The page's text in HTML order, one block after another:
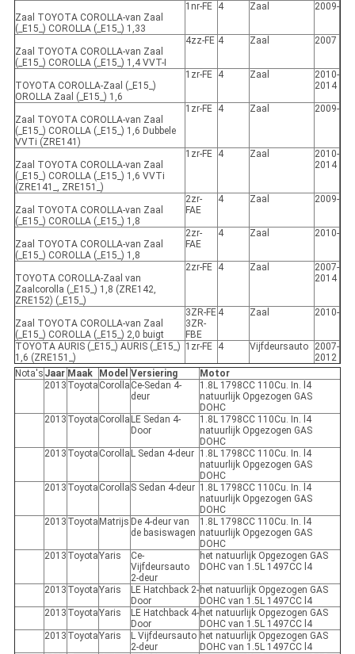
Zaal TOYOTA COROLLA-van Zaal
(_E15_) COROLLA (_E15_) 1,33
1nr-FE 4 Zaal 2009-
Zaal TOYOTA COROLLA-van Zaal
(_E15_) COROLLA (_E15_) 1,4 VVT-I
4zz-FE 4 Zaal 2007
TOYOTA COROLLA-Zaal (_E15_)
OROLLA Zaal (_E15_) 1,6
1zr-FE 4 Zaal
2010-
2014
Zaal TOYOTA COROLLA-van Zaal
(_E15_) COROLLA (_E15_) 1,6 Dubbele
VVTi (ZRE141)
1zr-FE 4 Zaal 2009-
Zaal TOYOTA COROLLA-van Zaal
(_E15_) COROLLA (_E15_) 1,6 VVTi
(ZRE141_, ZRE151_)
1zr-FE 4 Zaal
2010-
2014
Zaal TOYOTA COROLLA-van Zaal
(_E15_) COROLLA (_E15_) 1,8
2zr-
FAE
4 Zaal 2009-
Zaal TOYOTA COROLLA-van Zaal
(_E15_) COROLLA (_E15_) 1,8
2zr-
FAE
4 Zaal 2010-
TOYOTA COROLLA-Zaal van
Zaalcorolla (_E15_) 1,8 (ZRE142,
ZRE152) (_E15_)
2zr-FE 4 Zaal
2007-
2014
Zaal TOYOTA COROLLA-van Zaal
(_E15_) COROLLA (_E15_) 2,0 buigt
3ZR-FE
3ZR-
FBE
4 Zaal 2010-
TOYOTA AURIS (_E15_) AURIS (_E15_)
1,6 (ZRE151_)
1zr-FE 4 Vijfdeursauto
2007-
2012
Nota's Jaar Maak Model Versiering
Motor
2013 Toyota Corolla Ce-Sedan 4-
deur
1.8L 1798CC 110Cu. In. l4
natuurlijk Opgezogen GAS
DOHC
2013 Toyota Corolla LE Sedan 4-
Door
1.8L 1798CC 110Cu. In. l4
natuurlijk Opgezogen GAS
DOHC
2013 Toyota Corolla L Sedan 4-deur 1.8L 1798CC 110Cu. In. l4
natuurlijk Opgezogen GAS
DOHC
2013 Toyota Corolla S Sedan 4-deur 1.8L 1798CC 110Cu. In. l4
natuurlijk Opgezogen GAS
DOHC
2013 Toyota Matrijs De 4-deur van
de basiswagen
1.8L 1798CC 110Cu. In. l4
natuurlijk Opgezogen GAS
DOHC
2013 ToyotaYaris
Ce-
Vijfdeursauto
2-deur
het natuurlijk Opgezogen GAS
DOHC van 1.5L 1497CC l4
2013 ToyotaYaris
LE Hatchback 2-
Door
het natuurlijk Opgezogen GAS
DOHC van 1.5L 1497CC l4
2013 ToyotaYaris
LE Hatchback 4-
Door
het natuurlijk Opgezogen GAS
DOHC van 1.5L 1497CC l4
2013 ToyotaYaris
L Vijfdeursauto
2-deur
het natuurlijk Opgezogen GAS
DOHC van 1.5L 1497CC l4